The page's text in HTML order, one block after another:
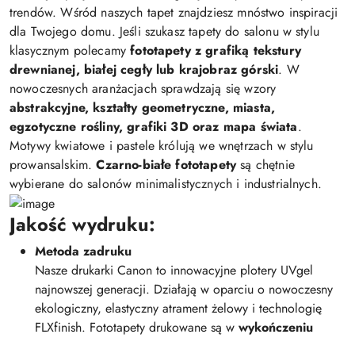
trendów. Wśród naszych tapet znajdziesz mnóstwo inspiracji
dla Twojego domu. Jeśli szukasz tapety do salonu w stylu
klasycznym polecamyfototapety z grafiką tekstury
drewnianej, białej cegły lub krajobraz górski. W
nowoczesnych aranżacjach sprawdzają się wzory
abstrakcyjne, kształty geometryczne, miasta,
egzotyczne rośliny, grafiki 3D oraz mapa świata.
Motywy kwiatowe i pastele królują we wnętrzach w stylu
prowansalskim.Czarno-białe fototapetysą chętnie
wybierane do salonów minimalistycznych i industrialnych.
Jakość wydruku:
Metoda zadruku
Nasze drukarki Canon to innowacyjne plotery UVgel
najnowszej generacji. Działają w oparciu o nowoczesny
ekologiczny, elastyczny atrament żelowy i technologię
FLXfinish. Fototapety drukowane są w wykończeniu